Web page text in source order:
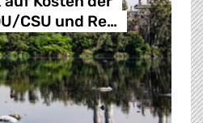
CSU und Re…